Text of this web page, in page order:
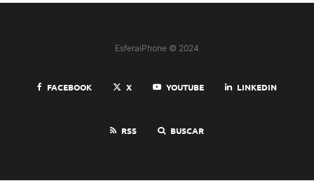
EsferaiPhone © 2024
FACEBOOK X YOUTUBE LINKEDIN
RSS BUSCAR